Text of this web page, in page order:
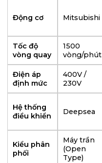
Động cơ Mitsubishi
Tốc độ
vòng quay
1500
vòng/phút
Điện áp
định mức
400V /
230V
Hệ thống
điều khiển
Deepsea
Kiểu phân
phối
Máy trần
(Open
Type)